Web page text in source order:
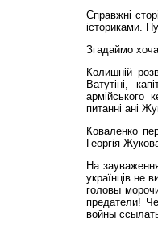
Справжні
істориками.
Згадаймо
Колишній
Ватутіні,
армійського
питанні ані
Коваленко
Георгія
На
українців не
головы
предатели!
войны